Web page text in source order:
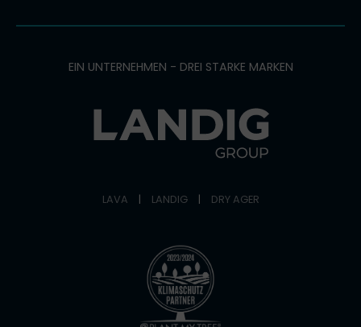
EIN UNTERNEHMEN - DREI STARKE MARKEN
LAVA | LANDIG | DRY AGER